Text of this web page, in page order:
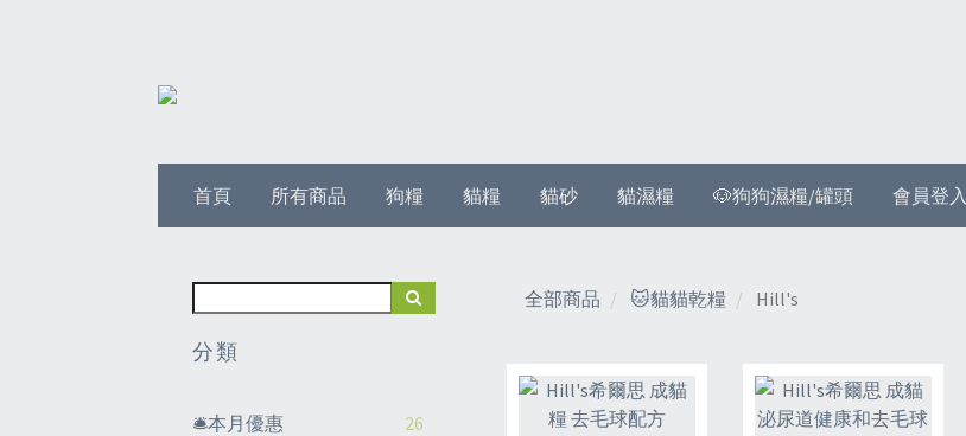
首頁 所有商品 狗糧 貓糧 貓砂 貓濕糧 🐶狗狗濕糧/罐頭 會員登入
分類
🛎️本月優惠
26
全部商品 🐱貓貓乾糧 Hill's